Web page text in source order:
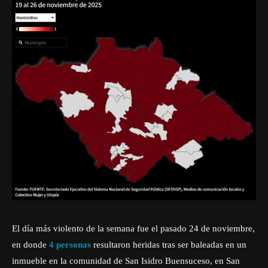
El día más violento de la semana fue el pasado 24 de noviembre,
en donde 4 personas resultaron heridas tras ser baleadas en un
inmueble en la comunidad de San Isidro Buensuceso, en San